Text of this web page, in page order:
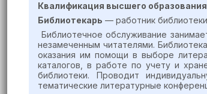
Квалификация высшего образования
Библиотекарь — работник
Библиотечное обслуживание
незамеченным читателями.
оказания им помощи в выборе
каталогов, в работе по учету и
библиотеки. Проводит
тематические литературные